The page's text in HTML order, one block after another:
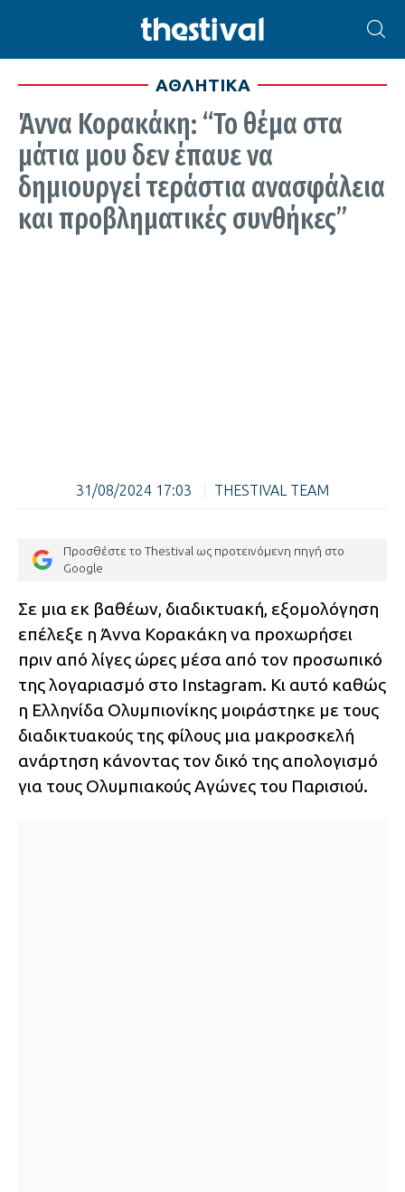
ΑΘΛΗΤΙΚΑ
Άννα Κορακάκη: “To θέμα στα
μάτια μου δεν έπαυε να
δημιουργεί τεράστια ανασφάλεια
και προβληματικές συνθήκες”
31/08/2024 17:03 THESTIVAL TEAM
Προσθέστε το Thestival ως προτεινόμενη πηγή στο
Google
Σε μια εκ βαθέων, διαδικτυακή, εξομολόγηση
επέλεξε η Άννα Κορακάκη να προχωρήσει
πριν από λίγες ώρες μέσα από τον προσωπικό
της λογαριασμό στο Instagram. Κι αυτό καθώς
η Ελληνίδα Ολυμπιονίκης μοιράστηκε με τους
διαδικτυακούς της φίλους μια μακροσκελή
ανάρτηση κάνοντας τον δικό της απολογισμό
για τους Ολυμπιακούς Αγώνες του Παρισιού.